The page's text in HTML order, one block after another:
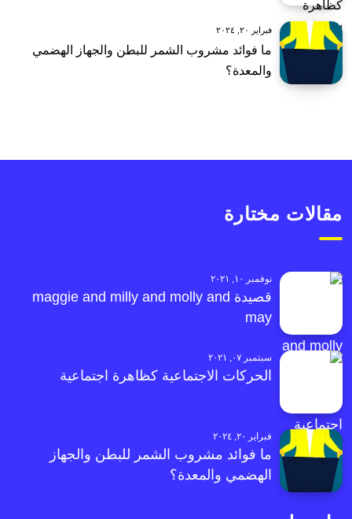
فبراير ٢٠, ٢٠٢٤
ما فوائد مشروب الشمر للبطن والجهاز الهضمي
والمعدة؟
مقالات مختارة
نوفمبر ١٠, ٢٠٢١
قصيدة maggie and milly and molly and
may
سبتمبر ٠٧, ٢٠٢١
الحركات الاجتماعية كظاهرة اجتماعية
فبراير ٢٠, ٢٠٢٤
ما فوائد مشروب الشمر للبطن والجهاز
الهضمي والمعدة؟